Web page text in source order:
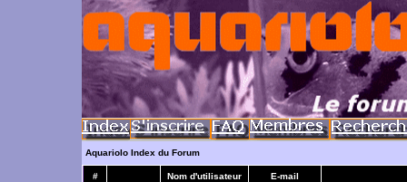
Aquariolo Index du Forum
# Nom d'utilisateur E-mail